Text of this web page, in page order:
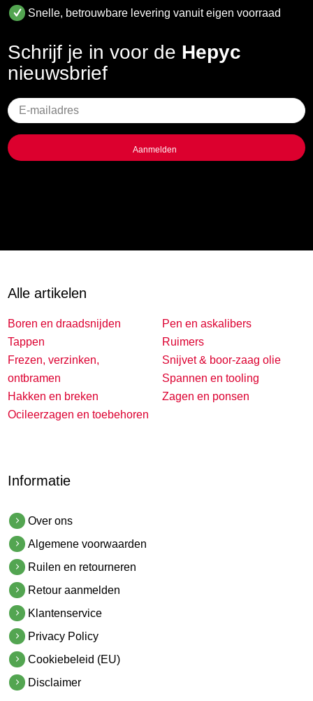
Snelle, betrouwbare levering vanuit eigen voorraad
Schrijf je in voor de Hepyc
nieuwsbrief
Geen
titel
Alle artikelen
Boren en draadsnijden
Tappen
Frezen, verzinken,
ontbramen
Hakken en breken
Ocileerzagen en toebehoren
Pen en askalibers
Ruimers
Snijvet & boor-zaag olie
Spannen en tooling
Zagen en ponsen
Informatie
Over ons
Algemene voorwaarden
Ruilen en retourneren
Retour aanmelden
Klantenservice
Privacy Policy
Cookiebeleid (EU)
Disclaimer